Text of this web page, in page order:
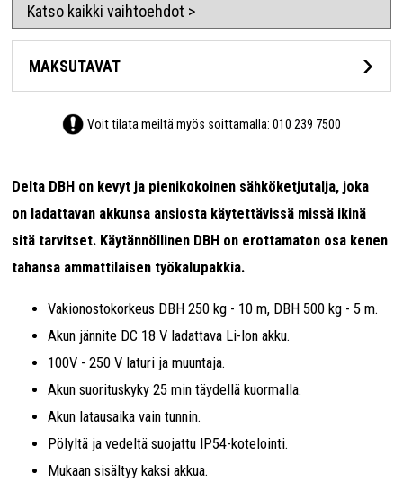
Katso kaikki vaihtoehdot >
MAKSUTAVAT
Voit tilata meiltä myös soittamalla:010 239 7500
Delta DBH on kevyt ja pienikokoinen sähköketjutalja, joka
on ladattavan akkunsa ansiosta käytettävissä missä ikinä
sitä tarvitset. Käytännöllinen DBH on erottamaton osa kenen
tahansa ammattilaisen työkalupakkia.
Vakionostokorkeus DBH 250 kg - 10 m, DBH 500 kg - 5 m.
Akun jännite DC 18 V ladattava Li-Ion akku.
100V - 250 V laturi ja muuntaja.
Akun suorituskyky 25 min täydellä kuormalla.
Akun latausaika vain tunnin.
Pölyltä ja vedeltä suojattu IP54-kotelointi.
Mukaan sisältyy kaksi akkua.